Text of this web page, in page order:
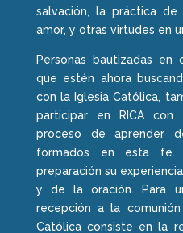
salvación, la práctica
amor, y otras virtudes en
Personas bautizadas en
que estén ahora
con la Iglesia Católica,
participar en RICA
proceso de aprender
formados en esta fe.
preparación su
y de la oración. Para
recepción a la
Católica consiste en la